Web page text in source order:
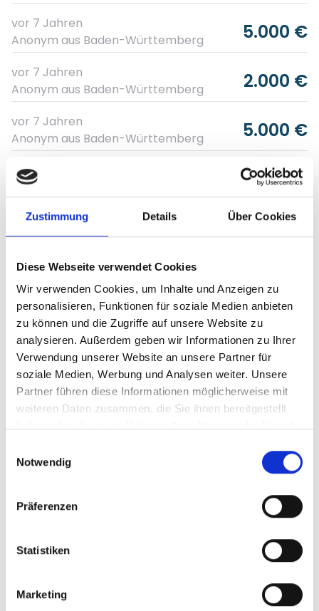
Zustimmung Details Über Cookies
Diese Webseite verwendet Cookies
Wir verwenden Cookies, um Inhalte und Anzeigen zu
personalisieren, Funktionen für soziale Medien anbieten
zu können und die Zugriffe auf unsere Website zu
analysieren. Außerdem geben wir Informationen zu Ihrer
Verwendung unserer Website an unsere Partner für
soziale Medien, Werbung und Analysen weiter. Unsere
Partner führen diese Informationen möglicherweise mit
weiteren Daten zusammen, die Sie ihnen bereitgestellt
Notwendig
Präferenzen
Statistiken
Marketing
vor 7 Jahren
Anonym aus Baden-Württemberg 5.000 €
vor 7 Jahren
Anonym aus Baden-Württemberg 2.000 €
vor 7 Jahren
Anonym aus Baden-Württemberg 5.000 €
vor 7 Jahren
Anonym
1.000 €
vor 7 Jahren
Anonymaus Baden-Württemberg 1.000 €
vor 7 Jahren
Anonymaus Baden-Württemberg
vor 7 Jahren
Anonymaus Baden-Württemberg 1.000 €
vor 7 Jahren
Anonymaus Baden-Württemberg 1.000 €
vor 7 Jahren
Anonymaus Baden-Württemberg 500 €
vor 7 Jahren
500 €
vor 8 Jahren
5.000 €
Sport & Bewegung